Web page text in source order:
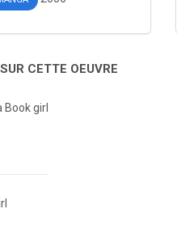
CETTE OEUVRE
Book girl